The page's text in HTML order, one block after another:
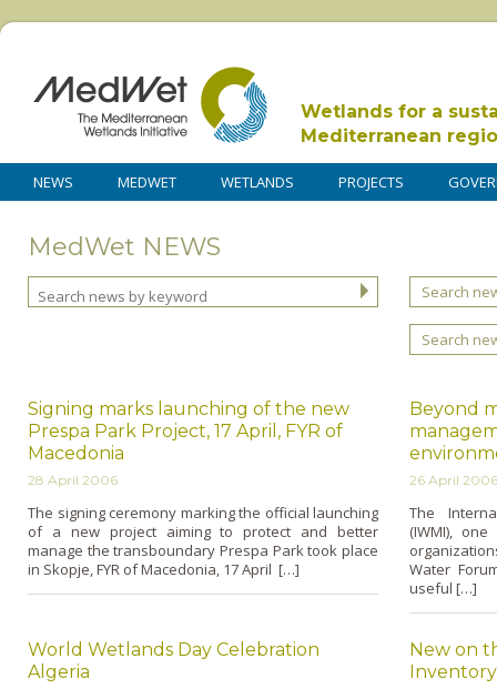
Wetlands for a
Mediterranean
NEWS MEDWET WETLANDS PROJECTS
MedWet NEWS
Search
Search
Signing marks launching of the new
Prespa Park Project, 17 April, FYR of
Macedonia
28 April 2006
The signing ceremony marking the official launching
of a new project aiming to protect and better
manage the transboundary Prespa Park took place
in Skopje, FYR of Macedonia, 17 April […]
Beyond
26 April 2006
The
(IWMI),
Water
useful […]
World Wetlands Day Celebration
Algeria
New on